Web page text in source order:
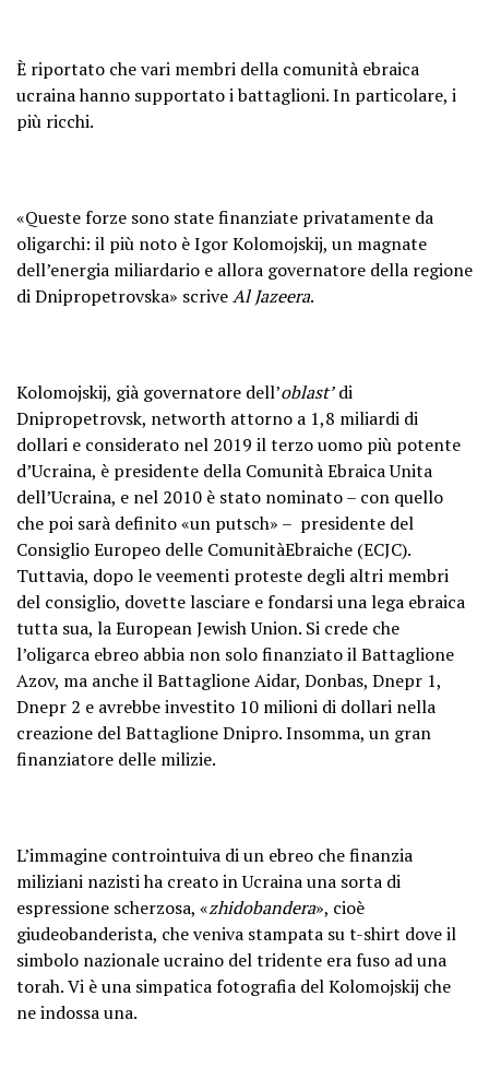
È riportato che vari membri della comunità ebraica
ucraina hanno supportato i battaglioni. In particolare, i
più ricchi.
«Queste forze sono state finanziate privatamente da
oligarchi: il più noto è Igor Kolomojskij, un magnate
dell’energia miliardario e allora governatore della regione
di Dnipropetrovska» scriveAl Jazeera.
Kolomojskij, già governatore dell’oblast’di
Dnipropetrovsk, networth attorno a 1,8 miliardi di
dollari e considerato nel 2019 il terzo uomo più potente
d’Ucraina, è presidente della Comunità Ebraica Unita
dell’Ucraina, e nel 2010 è stato nominato – con quello
che poi sarà definito «un putsch» – presidente del
Consiglio Europeo delle ComunitàEbraiche (ECJC).
Tuttavia, dopo le veementi proteste degli altri membri
del consiglio, dovette lasciare e fondarsi una lega ebraica
tutta sua, la European Jewish Union. Si crede che
l’oligarca ebreo abbia non solo finanziato il Battaglione
Azov, ma anche il Battaglione Aidar, Donbas, Dnepr 1,
Dnepr 2 e avrebbe investito 10 milioni di dollari nella
creazione del Battaglione Dnipro. Insomma, un gran
finanziatore delle milizie.
L’immagine controintuiva di un ebreo che finanzia
miliziani nazisti ha creato in Ucraina una sorta di
espressione scherzosa, «zhidobandera», cioè
giudeobanderista, che veniva stampata su t-shirt dove il
simbolo nazionale ucraino del tridente era fuso ad una
torah. Vi è una simpatica fotografia del Kolomojskij che
ne indossa una.